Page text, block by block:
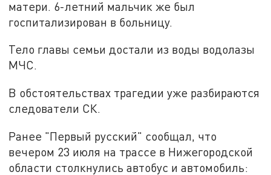
матери. 6-летний мальчик же был
госпитализирован в больницу.
Тело главы семьи достали из воды водолазы
МЧС.
В обстоятельствах трагедии уже разбираются
следователи СК.
Ранее "Первый русский" сообщал, что
вечером 23 июля на трассе в Нижегородской
области столкнулись автобус и автомобиль: